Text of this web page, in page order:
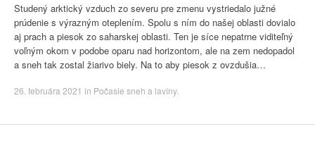
Studený arktický vzduch zo severu pre zmenu vystriedalo južné
prúdenie s výrazným oteplením. Spolu s ním do našej oblasti dovialo
aj prach a piesok zo saharskej oblasti. Ten je síce nepatrne viditeľný
voľným okom v podobe oparu nad horizontom, ale na zem nedopadol
a sneh tak zostal žiarivo biely. Na to aby piesok z ovzdušia…
26. februára 2021 in Počasie sneh a lavíny.